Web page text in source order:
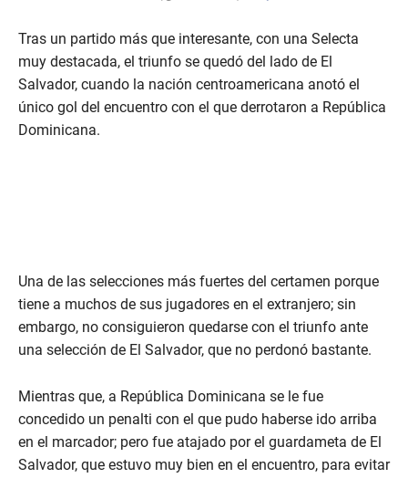
Tras un partido más que interesante, con una Selecta
muy destacada, el triunfo se quedó del lado de El
Salvador, cuando la nación centroamericana anotó el
único gol del encuentro con el que derrotaron a República
Dominicana.
Una de las selecciones más fuertes del certamen porque
tiene a muchos de sus jugadores en el extranjero; sin
embargo, no consiguieron quedarse con el triunfo ante
una selección de El Salvador, que no perdonó bastante.
Mientras que, a República Dominicana se le fue
concedido un penalti con el que pudo haberse ido arriba
en el marcador; pero fue atajado por el guardameta de El
Salvador, que estuvo muy bien en el encuentro, para evitar